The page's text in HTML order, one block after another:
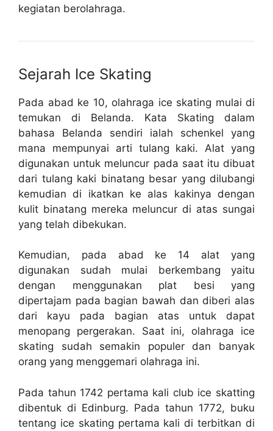
kegiatan berolahraga.
Sejarah Ice Skating
Pada abad ke 10, olahraga ice skating mulai di
temukan di Belanda. Kata Skating dalam
bahasa Belanda sendiri ialah schenkel yang
mana mempunyai arti tulang kaki. Alat yang
digunakan untuk meluncur pada saat itu dibuat
dari tulang kaki binatang besar yang dilubangi
kemudian di ikatkan ke alas kakinya dengan
kulit binatang mereka meluncur di atas sungai
yang telah dibekukan.
Kemudian, pada abad ke 14 alat yang
digunakan sudah mulai berkembang yaitu
dengan menggunakan plat besi yang
dipertajam pada bagian bawah dan diberi alas
dari kayu pada bagian atas untuk dapat
menopang pergerakan. Saat ini, olahraga ice
skating sudah semakin populer dan banyak
orang yang menggemari olahraga ini.
Pada tahun 1742 pertama kali club ice skatting
dibentuk di Edinburg. Pada tahun 1772, buku
tentang ice skating pertama kali di terbitkan di